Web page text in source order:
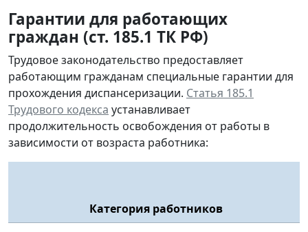
Гарантии для работающих
граждан (ст. 185.1 ТК РФ)
Трудовое законодательство предоставляет
работающим гражданам специальные гарантии для
прохождения диспансеризации. Статья 185.1
Трудового кодекса устанавливает
продолжительность освобождения от работы в
зависимости от возраста работника:
Категория работников